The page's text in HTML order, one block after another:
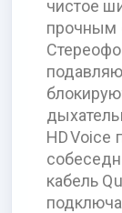
чистое
прочным
HD Voice
кабель